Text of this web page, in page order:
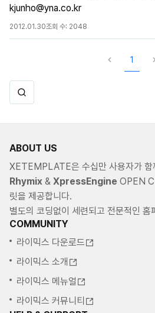
kjunho@yna.co.kr
2012.01.30조회 수: 2048
1
ABOUT US
XETEMPLATE은 수십만 사용자가 함
Rhymix & XpressEngine OPEN
릿을 제공합니다.
별도의 코딩없이 세련되고 전문적인 홈
COMMUNITY
라이믹스 다운로드
라이믹스 소개
라이믹스 메뉴얼
라이믹스 커뮤니티